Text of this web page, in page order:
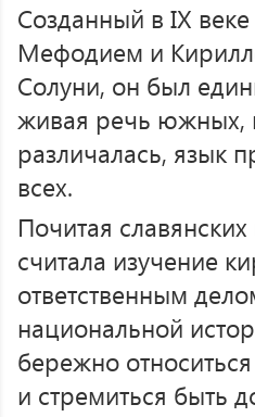
Созданный в IX
Мефодием и
Солуни, он был
живая речь южных,
различалась, язык
всех.
Почитая
считала изучение
ответственным
национальной
бережно
и стремиться быть